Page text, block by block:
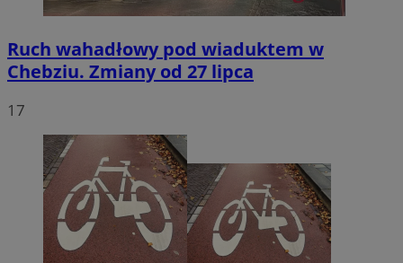
Ruch wahadłowy pod wiaduktem w
Chebziu. Zmiany od 27 lipca
17